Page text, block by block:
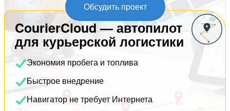
Обсудить проект
CourierCloud — автопилот
для курьерской логистики
Экономия пробега и топлива
Быстрое внедрение
Навигатор не требует Интернета